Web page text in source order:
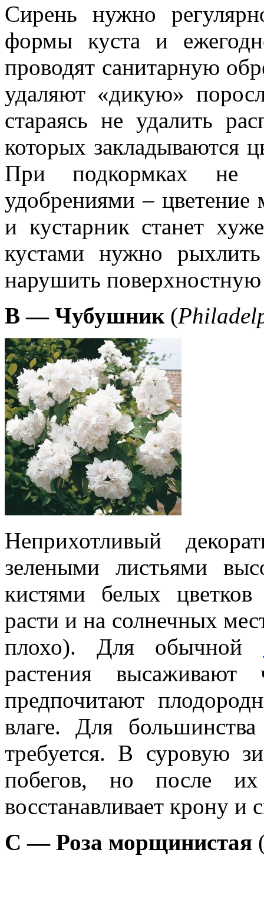
Сирень нужно
формы куста и
проводят санитарную
удаляют «дикую»
стараясь не удалить
которых закладываются
При подкормках не
удобрениями – цветение
и кустарник станет
кустами нужно
нарушить
В — Чубушник(
Неприхотливый
зелеными листьями
кистями белых
расти и на солнечных
плохо). Для обычной
растения высаживают
предпочитают
влаге. Для
требуется. В суровую
побегов, но после их
восстанавливает крону и
С — Роза морщинистая